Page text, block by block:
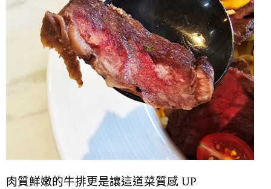
肉質鮮嫩的牛排更是讓這道菜質感 UP